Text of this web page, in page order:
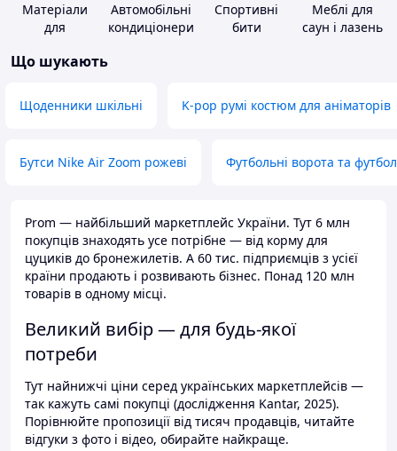
Матеріали
для
промислових
Автомобільні
кондиціонери
Спортивні
бити
Меблі для
саун і лазень
Що шукають
Щоденники шкільні K-pop румі костюм для аніматорів
Бутси Nike Air Zoom рожеві Футбольні ворота та
Prom — найбільший маркетплейс України. Тут 6 млн
покупців знаходять усе потрібне — від корму для
цуциків до бронежилетів. А 60 тис. підприємців з усієї
країни продають і розвивають бізнес. Понад 120 млн
товарів в одному місці.
Великий вибір — для будь-якої
потреби
Тут найнижчі ціни серед українських маркетплейсів —
так кажуть самі покупці (дослідження Kantar, 2025).
Порівнюйте пропозиції від тисяч продавців, читайте
відгуки з фото і відео, обирайте найкраще.